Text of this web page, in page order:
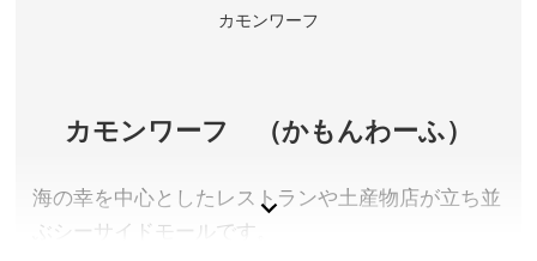
時(3歳以上)410円 ※3歳未満無料
車、徒歩約5分。※詳しくは公式サイトをご確認くださ
所在地／山口県下関市あるかぽーと6-1
お問い合わせ／083-228-1100
カモンワーフ
カモンワーフ （かもんわーふ）
海の幸を中心としたレストランや土産物店が立ち並
ぶシーサイドモールです。